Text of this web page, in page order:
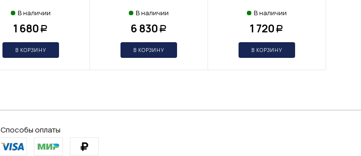
В наличии
1 680 Р
В КОРЗИНУ
В наличии
6 830 Р
В КОРЗИНУ
В наличии
1 720 Р
В КОРЗИНУ
Способы оплаты